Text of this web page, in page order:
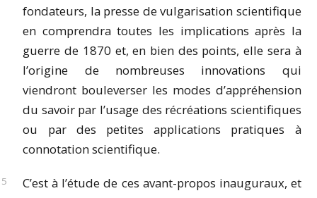
fondateurs, la presse de vulgarisation scientifique
en comprendra toutes les implications après la
guerre de 1870 et, en bien des points, elle sera à
l’origine de nombreuses innovations qui
viendront bouleverser les modes d’appréhension
du savoir par l’usage des récréations scientifiques
ou par des petites applications pratiques à
connotation scientifique.
C’est à l’étude de ces avant-propos inauguraux, et